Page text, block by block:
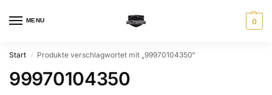
MENU 0
Start / Produkte verschlagwortet mit „99970104350“
99970104350